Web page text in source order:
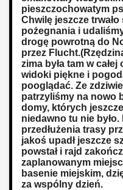
pieszczochowatym
Chwilę jeszcze
pożegnania i
drogę powrotną do
przez
zima była tam w całej
widoki piękne i
pooglądać. Ze
patrzyliśmy na nowo
domy, których
niedawno tu nie było.
przedłużenia trasy
jakoś upadł jeszcze
powstał i rajd
zaplanowanym
basenie miejskim,
za wspólny dzień.